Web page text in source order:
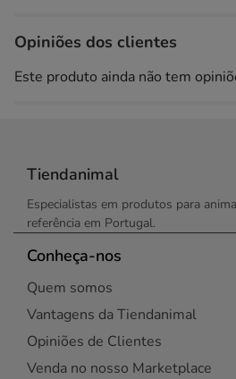
Opiniões dos clientes
Este produto ainda não tem
Tiendanimal
Especialistas em produtos para
referência em Portugal.
Conheça-nos
Quem somos
Vantagens da Tiendanimal
Opiniões de Clientes
Venda no nosso Marketplace